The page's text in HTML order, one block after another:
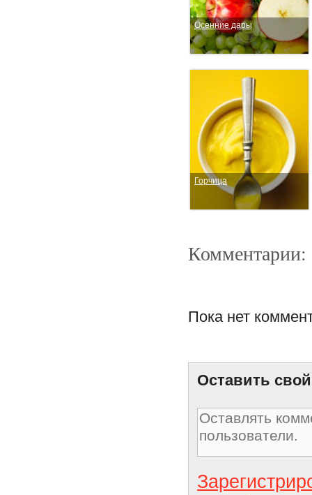
Осенние дары
Горчица
Комментарии:
Пока нет
Оставить